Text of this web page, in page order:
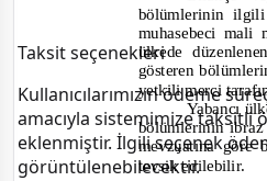
Taksit seçenekleri
Kullanıcılarımızın ödeme
amacıyla sistemimize taksitli
eklenmiştir. İlgili seçenek
görüntülenebilecektir.
bölümlerinin
muhasebeci mali
ülkede
gösteren
yetkili merci
Yabancı
bölümlerinin
mevzuatına
tevsik edilebilir.